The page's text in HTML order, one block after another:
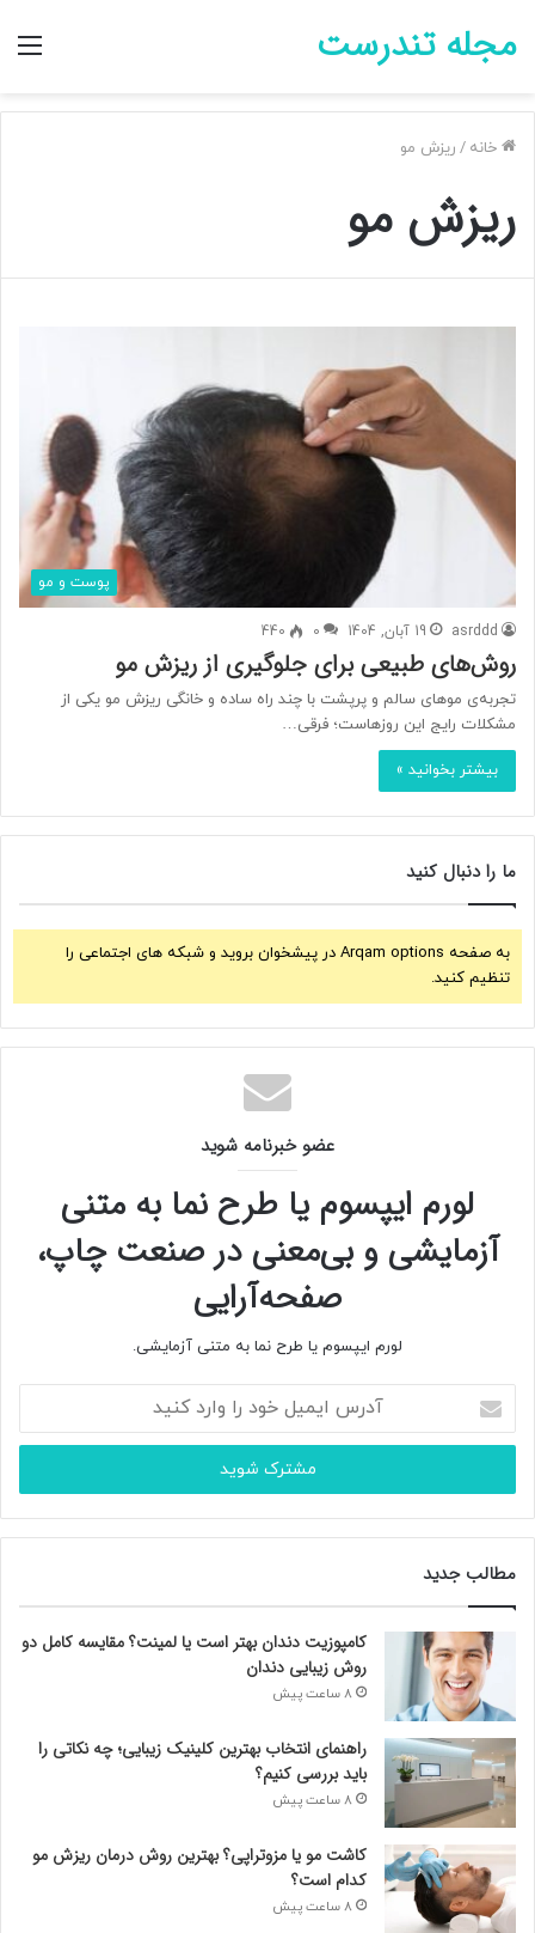
مجله تندرست
خانه / ریزش مو
ریزش مو
پوست و مو
asrddd 19 آبان, 1404 0
440
روش‌های طبیعی برای جلوگیری از ریزش مو
تجربه‌ی موهای سالم و پرپشت با چند راه ساده و خانگی ریزش مو یکی از
مشکلات رایج این روزهاست؛ فرقی…
بیشتر بخوانید »
ما را دنبال کنید
به صفحه Arqam options در پیشخوان بروید و شبکه های اجتماعی را
تنظیم کنید.
عضو خبرنامه شوید
لورم ایپسوم یا طرح‌ نما به متنی
آزمایشی و بی‌معنی در صنعت چاپ،
صفحه‌آرایی
لورم ایپسوم یا طرح‌ نما به متنی آزمایشی.
ر
ا
ی
ی
ا
و
ا
ر
د
ک
ن
مطالب جدید
کامپوزیت دندان بهتر است یا لمینت؟ مقایسه کامل دو
روش زیبایی دندان
8 ساعت پیش
راهنمای انتخاب بهترین کلینیک زیبایی؛ چه نکاتی را
باید بررسی کنیم؟
8 ساعت پیش
کاشت مو یا مزوتراپی؟ بهترین روش درمان ریزش مو
کدام است؟
8 ساعت پیش